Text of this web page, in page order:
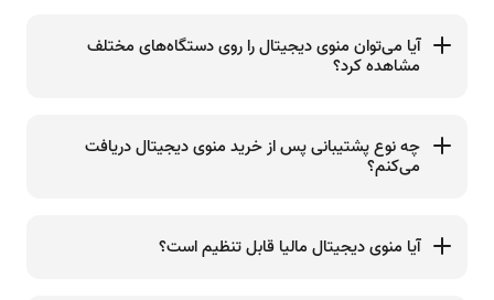
آیا می‌توان منوی دیجیتال را روی دستگاه‌های مختلف
مشاهده کرد؟
چه نوع پشتیبانی پس از خرید منوی دیجیتال دریافت
می‌کنم؟
آیا منوی دیجیتال مالیا قابل تنظیم است؟